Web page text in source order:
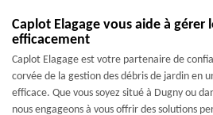
Caplot Elagage vous aide à gérer
efficacement
Caplot Elagage est votre partenaire de
corvée de la gestion des débris de jardin en
efficace. Que vous soyez situé à Dugny ou
nous engageons à vous offrir des solutions